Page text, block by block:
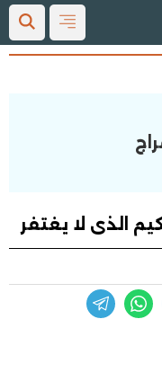
الذى لا يغتفر